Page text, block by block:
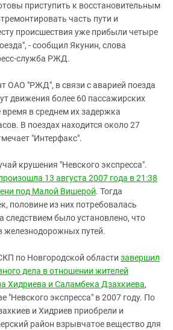
приступить к восстановительным
часть пути и
происшествия уже прибыли четыре
- сообщил Якунин, слова
служба РЖД.
ОАО "РЖД", в связи с аварией поезда
движения более 60 пассажирских
в среднем их задержка
В поездах находится около 27
"Интерфакс".
крушения "Невского экспресса".
13 августа 2007 года в 21:38
под Малой Вишерой. Тогда
половине из них потребовалась
следствием было установлено, что
путей.
по Новгородской области завершил
дела в отношении жителей
Хидриева и Саламбека Дзахкиева,
"Невского экспресса" в 2007 году. По
и Хидриев приобрели и
район взрывчатое вещество для